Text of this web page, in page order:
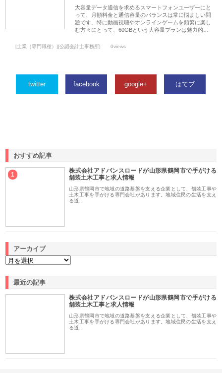
大容量データ通信を求めるスマートフォンユーザーにと
って、月額料金と通信容量のバランスは常に悩ましい問
題です。特に動画視聴やオンラインゲームを頻繁に楽し
む方々にとって、60GBという大容量プランは魅力的…
[士業（専門職種）][公認会計士事務所] 0views
twitter facebook google+ はてブ
おすすめ記事
1
株式会社アドバンスロードが山形県鶴岡市で手がける
舗装土木工事と求人情報
山形県鶴岡市で地域の道路基盤を支える企業として、舗装工事や
土木工事を手がける専門会社があります。地域住民の生活を支え
る道…
アーカイブ
最近の記事
株式会社アドバンスロードが山形県鶴岡市で手がける
舗装土木工事と求人情報
山形県鶴岡市で地域の道路基盤を支える企業として、舗装工事や
土木工事を手がける専門会社があります。地域住民の生活を支え
る道…